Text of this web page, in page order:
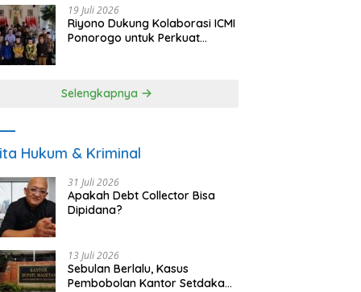
19 Juli 2026
Riyono Dukung Kolaborasi ICMI
Ponorogo untuk Perkuat
Selengkapnya
Hukum & Kriminal
31 Juli 2026
Apakah Debt Collector Bisa
Dipidana?
13 Juli 2026
Sebulan Berlalu, Kasus
Pembobolan Kantor Setdakab